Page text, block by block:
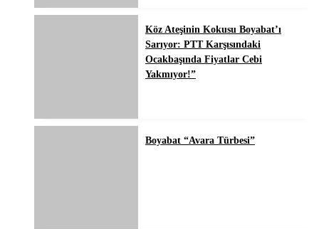
Köz Ateşinin Kokusu Boyabat’ı
Sarıyor: PTT Karşısındaki
Ocakbaşında Fiyatlar Cebi
Yakmıyor!”
Boyabat “Avara Türbesi”